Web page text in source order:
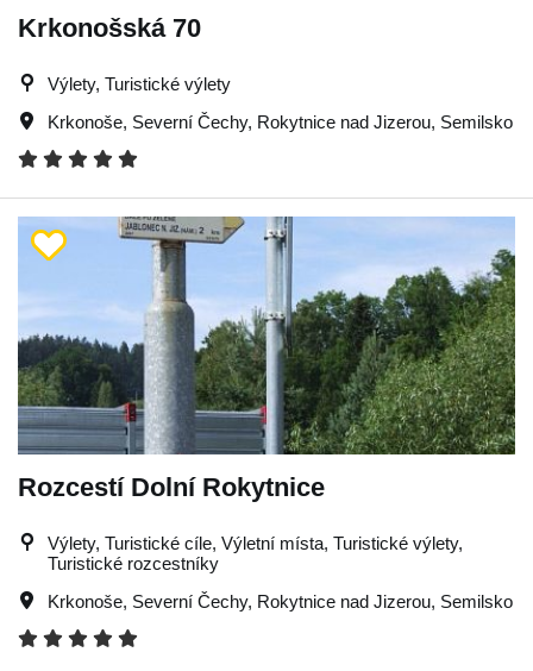
Krkonošská 70
Výlety, Turistické výlety
Krkonoše, Severní Čechy, Rokytnice nad Jizerou, Semilsko
Rozcestí Dolní Rokytnice
Výlety, Turistické cíle, Výletní místa, Turistické výlety,
Turistické rozcestníky
Krkonoše, Severní Čechy, Rokytnice nad Jizerou, Semilsko